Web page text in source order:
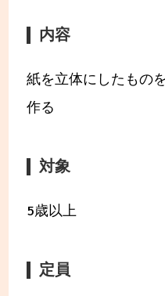
内容
紙を立体にしたもの
作る
対象
5歳以上
定員